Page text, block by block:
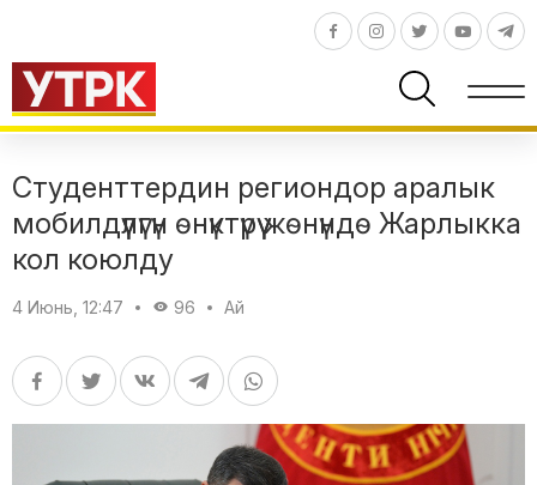
Студенттердин региондор аралык
мобилдүүлүгүн өнүктүрүү жөнүндө Жарлыкка
кол коюлду
4 Июнь, 12:47 96 Ай